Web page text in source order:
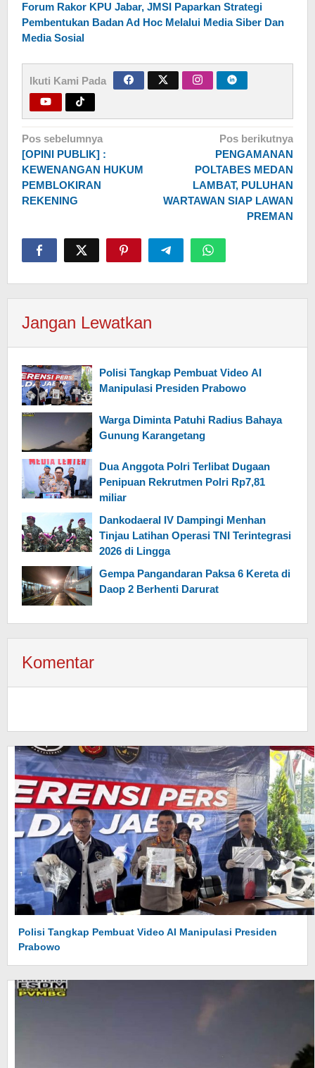
Forum Rakor KPU Jabar, JMSI Paparkan Strategi
Pembentukan Badan Ad Hoc Melalui Media Siber Dan
Media Sosial
Ikuti Kami Pada
Navigasi
pos
Pos sebelumnya
[OPINI PUBLIK] :
KEWENANGAN HUKUM
PEMBLOKIRAN
REKENING
Pos berikutnya
PENGAMANAN
POLTABES MEDAN
LAMBAT, PULUHAN
WARTAWAN SIAP LAWAN
PREMAN
Jangan Lewatkan
Polisi Tangkap Pembuat Video AI
Manipulasi Presiden Prabowo
Warga Diminta Patuhi Radius Bahaya
Gunung Karangetang
Dua Anggota Polri Terlibat Dugaan
Penipuan Rekrutmen Polri Rp7,81
miliar
Dankodaeral IV Dampingi Menhan
Tinjau Latihan Operasi TNI Terintegrasi
2026 di Lingga
Gempa Pangandaran Paksa 6 Kereta di
Daop 2 Berhenti Darurat
Komentar
Polisi Tangkap Pembuat Video AI Manipulasi Presiden
Prabowo